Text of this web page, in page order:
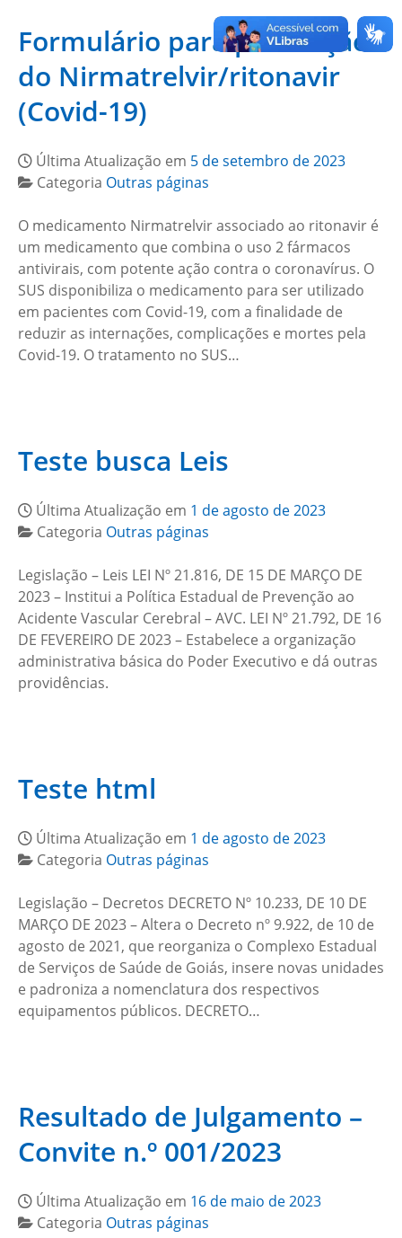
Formulário para prescrição
do Nirmatrelvir/ritonavir
(Covid-19)
Última Atualização em 5 de setembro de 2023
Categoria Outras páginas
O medicamento Nirmatrelvir associado ao ritonavir é
um medicamento que combina o uso 2 fármacos
antivirais, com potente ação contra o coronavírus. O
SUS disponibiliza o medicamento para ser utilizado
em pacientes com Covid-19, com a finalidade de
reduzir as internações, complicações e mortes pela
Covid-19. O tratamento no SUS…
Teste busca Leis
Última Atualização em 1 de agosto de 2023
Categoria Outras páginas
Legislação – Leis LEI Nº 21.816, DE 15 DE MARÇO DE
2023 – Institui a Política Estadual de Prevenção ao
Acidente Vascular Cerebral – AVC. LEI Nº 21.792, DE 16
DE FEVEREIRO DE 2023 – Estabelece a organização
administrativa básica do Poder Executivo e dá outras
providências.
Teste html
Última Atualização em 1 de agosto de 2023
Categoria Outras páginas
Legislação – Decretos DECRETO Nº 10.233, DE 10 DE
MARÇO DE 2023 – Altera o Decreto nº 9.922, de 10 de
agosto de 2021, que reorganiza o Complexo Estadual
de Serviços de Saúde de Goiás, insere novas unidades
e padroniza a nomenclatura dos respectivos
equipamentos públicos. DECRETO…
Resultado de Julgamento –
Convite n.º 001/2023
Última Atualização em 16 de maio de 2023
Categoria Outras páginas